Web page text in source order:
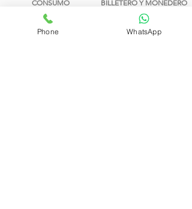
CONSUMO
BILLETERO Y MONEDERO
Phone WhatsApp